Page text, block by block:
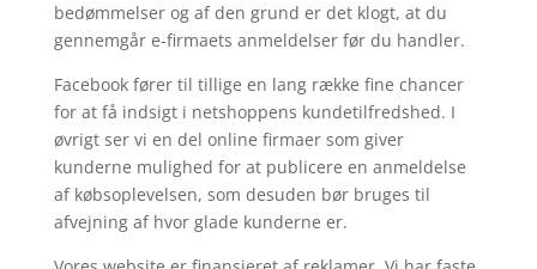
bedømmelser og af den grund er det klogt, at du
gennemgår e-firmaets anmeldelser før du handler.
Facebook fører til tillige en lang række fine chancer
for at få indsigt i netshoppens kundetilfredshed. I
øvrigt ser vi en del online firmaer som giver
kunderne mulighed for at publicere en anmeldelse
af købsoplevelsen, som desuden bør bruges til
afvejning af hvor glade kunderne er.